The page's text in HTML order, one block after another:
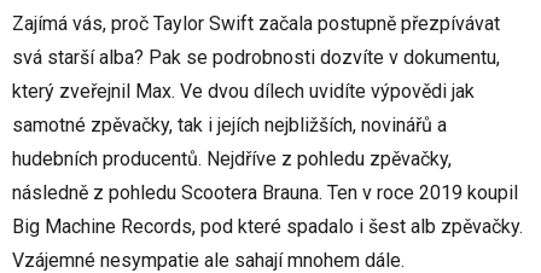
Zajímá vás, proč Taylor Swift začala postupně přezpívávat
svá starší alba? Pak se podrobnosti dozvíte v dokumentu,
který zveřejnil Max. Ve dvou dílech uvidíte výpovědi jak
samotné zpěvačky, tak i jejích nejbližších, novinářů a
hudebních producentů. Nejdříve z pohledu zpěvačky,
následně z pohledu Scootera Brauna. Ten v roce 2019 koupil
Big Machine Records, pod které spadalo i šest alb zpěvačky.
Vzájemné nesympatie ale sahají mnohem dále.